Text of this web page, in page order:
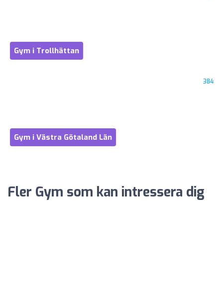
Gym i Trollhättan
384
Gym i Västra Götaland Län
Fler Gym som kan intressera dig